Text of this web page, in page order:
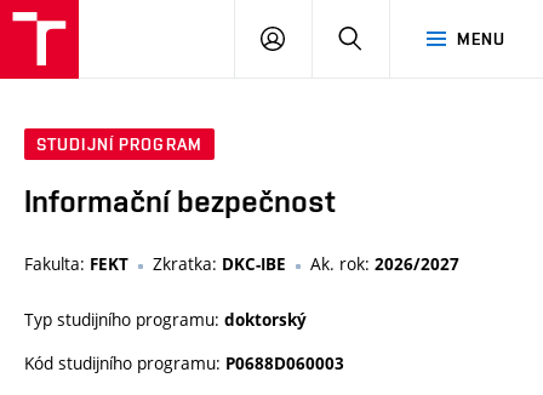
MENU
PŘIHLÁSIT
STUDIJNÍ PROGRAM
Informační bezpečnost
Fakulta: FEKT Zkratka: DKC-IBE Ak. rok: 2026/2027
Typ studijního programu: doktorský
Kód studijního programu: P0688D060003